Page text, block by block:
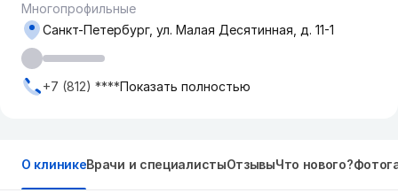
Многопрофильные
Санкт-Петербург, ул. Малая Десятинная, д. 11-1
+7 (812) ****Показать полностью
О клиникеВрачи и специалистыОтзывыЧто нового?